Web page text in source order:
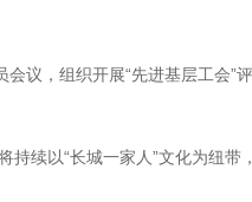
议，组织开展“先进基层工会”评
持续以“长城一家人”文化为纽